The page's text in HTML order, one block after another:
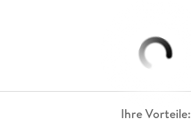
Ihre Vorteile: